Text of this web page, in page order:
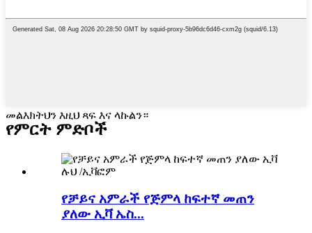
መልእክትህን እዚህ ጻፍ እና ላኩልን።
የምርት ምድቦች
የቻይና አምራች የጅምላ ከፍተኛ መጠን
ያለው ኢቫ ኤስ...